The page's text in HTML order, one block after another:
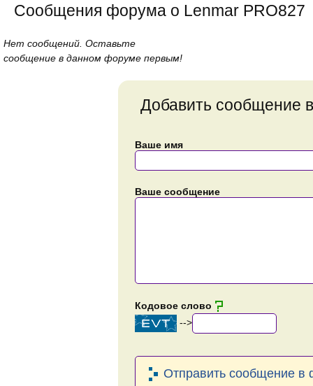
Сообщения форума о Lenmar PRO827
Нет сообщений. Оставьте
сообщение в данном форуме первым!
Добавить сообщение
Ваше имя
Ваше сообщение
Кодовое слово
-->
Отправить сообщение в